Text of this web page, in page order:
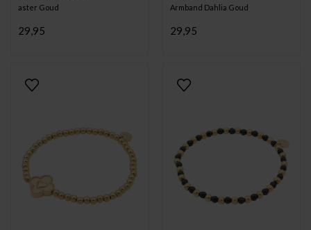
aster Goud
29,95
Armband Dahlia Goud
29,95